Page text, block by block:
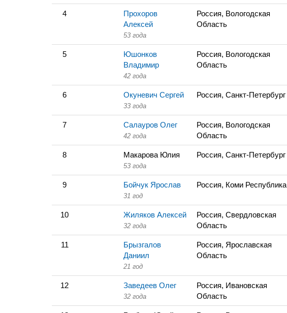
4
Прохоров
Алексей
53 года
Россия, Вологодская
Область
5
Юшонков
Владимир
42 года
Россия, Вологодская
Область
6 Окуневич Сергей
33 года
Россия, Санкт-Петербург
7 Салауров Олег
42 года
Россия, Вологодская
Область
8 Макарова Юлия
53 года
Россия, Санкт-Петербург
9 Бойчук Ярослав
31 год
Россия, Коми Республика
10 Жиляков Алексей
32 года
Россия, Свердловская
Область
11
Брызгалов
Даниил
21 год
Россия, Ярославская
Область
12 Заведеев Олег
32 года
Россия, Ивановская
Область